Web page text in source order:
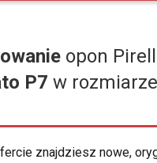
opon
P7 w rozmiarze
znajdziesz nowe,